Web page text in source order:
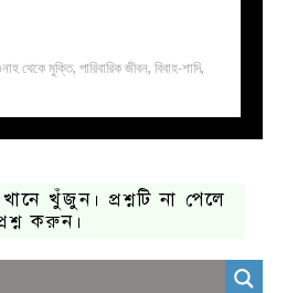
থেকে মুক্তি, পারিবারিক জীবন, বিবাহ-শাদি,
খুঁজুন। প্রশ্নটি না পেলে
করুন।